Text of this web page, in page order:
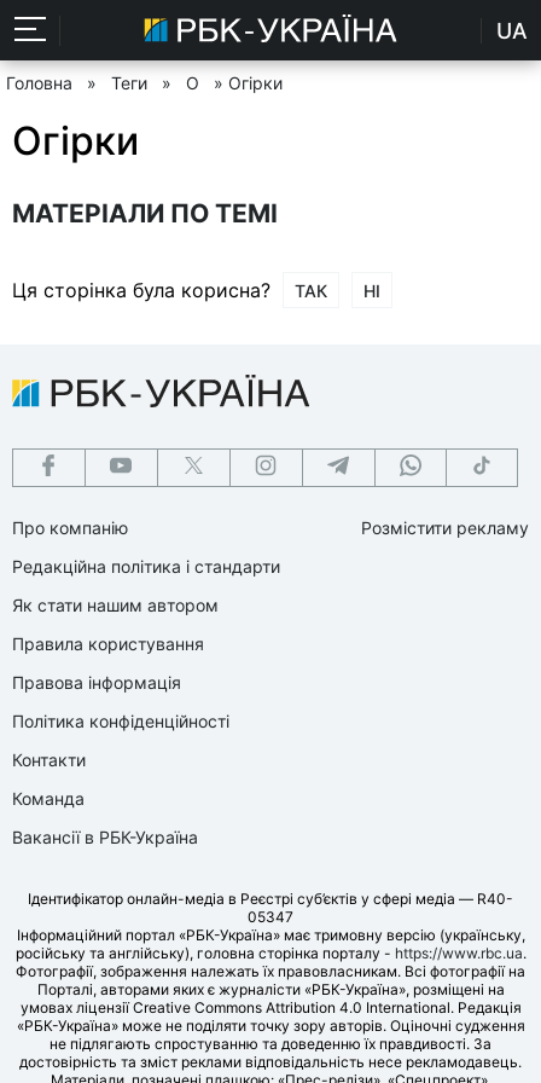
UA
Головна » Теги » О » Огірки
Огірки
МАТЕРІАЛИ ПО ТЕМІ
Ця сторінка була корисна? ТАК НІ
Про компанію
Редакційна політика і стандарти
Як стати нашим автором
Правила користування
Правова інформація
Політика конфіденційності
Контакти
Команда
Вакансії в РБК-Україна
Розмістити рекламу
Ідентифікатор онлайн-медіа в Реєстрі суб’єктів у сфері медіа — R40-
05347
Інформаційний портал «РБК-Україна» має тримовну версію (українську,
російську та англійську), головна сторінка порталу - https://www.rbc.ua.
Фотографії, зображення належать їх правовласникам. Всі фотографії на
Порталі, авторами яких є журналісти «РБК-Україна», розміщені на
умовах ліцензії Creative Commons Attribution 4.0 International. Редакція
«РБК-Україна» може не поділяти точку зору авторів. Оціночні судження
не підлягають спростуванню та доведенню їх правдивості. За
достовірність та зміст реклами відповідальність несе рекламодавець.